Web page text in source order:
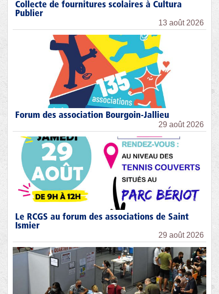
Collecte de fournitures scolaires à Cultura
Publier
13 août 2026
Forum des association Bourgoin-Jallieu
29 août 2026
Le RCGS au forum des associations de Saint
Ismier
29 août 2026